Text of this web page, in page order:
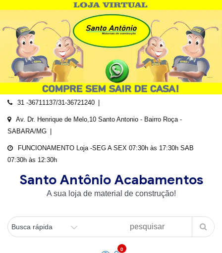
content
31 -36711137/31-36721240
Av. Dr. Henrique de Melo,10 Santo Antonio - Bairro Roça -
SABARA/MG
FUNCIONAMENTO Loja -SEG A SEX 07:30h às 17:30h SAB
07:30h às 12:30h
Santo Antônio Acabamentos
A sua loja de material de construção!
0